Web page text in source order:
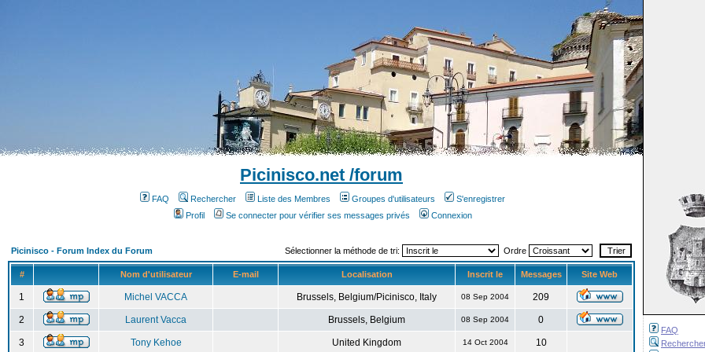
FAQ
Picinisco.net /forum
FAQ Rechercher Liste des Membres Groupes d'utilisateurs
S'enregistrer
Profil
Se connecter pour vérifier ses messages privés Connexion
Picinisco - Forum Index du Forum Sélectionner la méthode de tri: Ordre
# Nom d'utilisateur E-mail Localisation Inscrit le Messages Site Web
1 Michel VACCA Brussels, Belgium/Picinisco, Italy 08 Sep 2004 209
2 Laurent Vacca Brussels, Belgium 08 Sep 2004 0
3 Tony Kehoe United Kingdom 14 Oct 2004 10